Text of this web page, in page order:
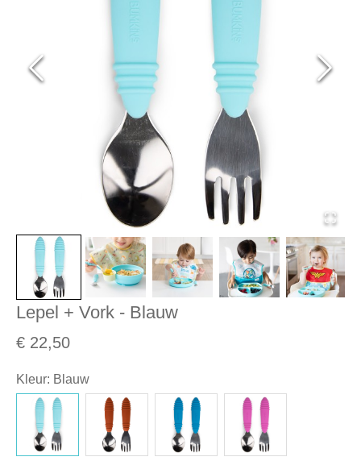
Lepel + Vork - Blauw
€ 22,50
Kleur: Blauw